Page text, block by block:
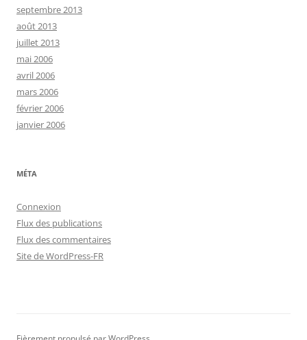
septembre 2013
août 2013
juillet 2013
mai 2006
avril 2006
mars 2006
février 2006
janvier 2006
MÉTA
Connexion
Flux des publications
Flux des commentaires
Site de WordPress-FR